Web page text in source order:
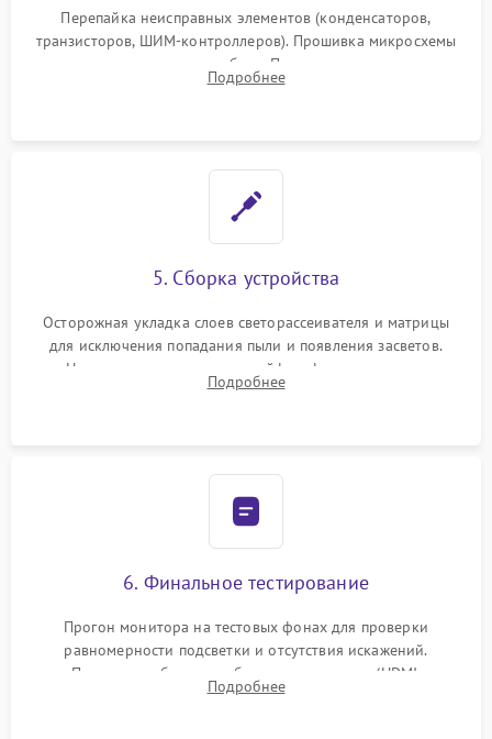
Перепайка неисправных элементов (конденсаторов,
транзисторов, ШИМ-контроллеров). Прошивка микросхемы
памяти при программных сбоях. При поломке подсветки —
разборка матрицы и замена выгоревших светодиодов.
Подробнее
5. Сборка устройства
Осторожная укладка слоев светорассеивателя и матрицы
для исключения попадания пыли и появления засветов.
Надежное подключение шлейфов, фиксация плат и
аккуратное защелкивание пластикового корпуса монитора.
Подробнее
6. Финальное тестирование
Прогон монитора на тестовых фонах для проверки
равномерности подсветки и отсутствия искажений.
Проверка работоспособности всех портов (HDMI,
DisplayPort, VGA) и кнопок управления под нагрузкой в
Подробнее